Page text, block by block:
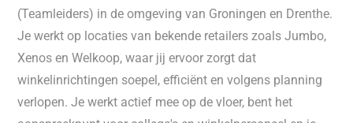
(Teamleiders) in de omgeving van Groningen en Drenthe.
Je werkt op locaties van bekende retailers zoals Jumbo,
Xenos en Welkoop, waar jij ervoor zorgt dat
winkelinrichtingen soepel, efficiënt en volgens planning
verlopen. Je werkt actief mee op de vloer, bent het